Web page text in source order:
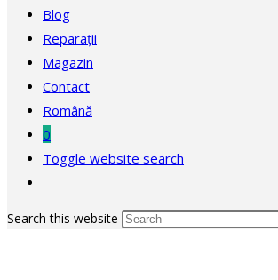
Blog
Reparații
Magazin
Contact
Română
0
Toggle website search
Search this website